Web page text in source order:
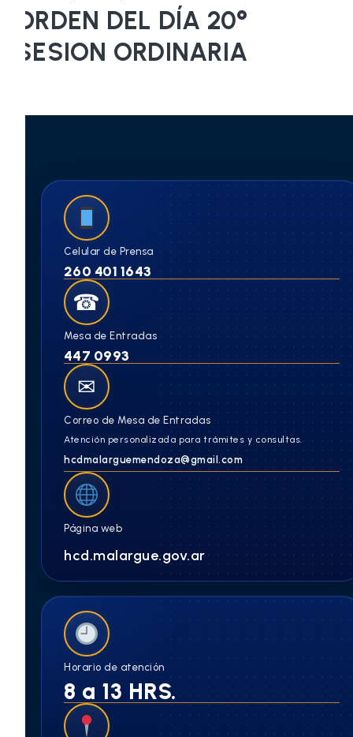
ORDEN DEL DÍA 20°
SESION ORDINARIA
Celular de Prensa
260 401 1643
☎
Mesa de Entradas
447 0993
✉
Correo de Mesa de Entradas
Atención personalizada para trámites y consultas.
hcdmalarguemendoza@gmail.com
Página web
hcd.malargue.gov.ar
Horario de atención
8 a 13 HRS.